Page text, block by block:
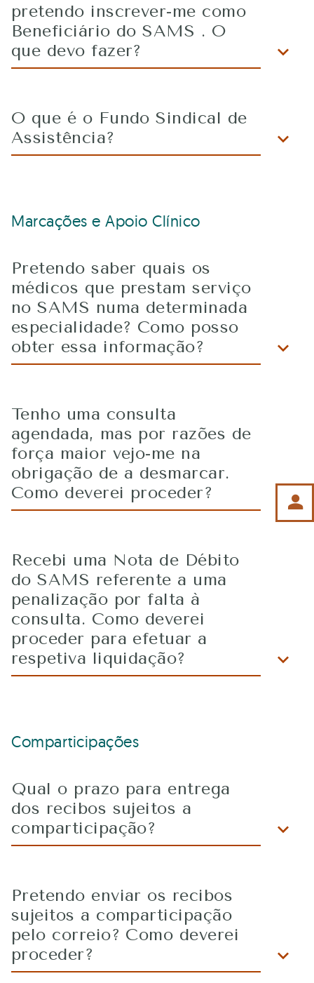
person
pretendo inscrever-me como
Beneficiário do SAMS . O
que devo fazer?
O que é o Fundo Sindical de
Assistência?
Marcações e Apoio Clínico
Pretendo saber quais os
médicos que prestam serviço
no SAMS numa determinada
especialidade? Como posso
obter essa informação?
Tenho uma consulta
agendada, mas por razões de
força maior vejo-me na
obrigação de a desmarcar.
Como deverei proceder?
Recebi uma Nota de Débito
do SAMS referente a uma
penalização por falta à
consulta. Como deverei
proceder para efetuar a
respetiva liquidação?
Comparticipações
Qual o prazo para entrega
dos recibos sujeitos a
comparticipação?
Pretendo enviar os recibos
sujeitos a comparticipação
pelo correio? Como deverei
proceder?